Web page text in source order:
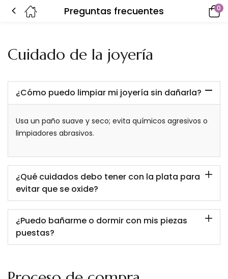
Preguntas frecuentes 0
Cuidado de la joyería
¿Cómo puedo limpiar mi joyería sin dañarla?
Usa un paño suave y seco; evita químicos agresivos o
limpiadores abrasivos.
¿Qué cuidados debo tener con la plata para
evitar que se oxide?
¿Puedo bañarme o dormir con mis piezas
puestas?